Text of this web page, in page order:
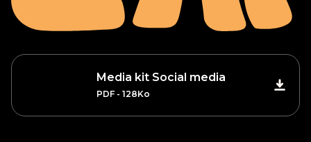
Media kit Social media
PDF - 128Ko